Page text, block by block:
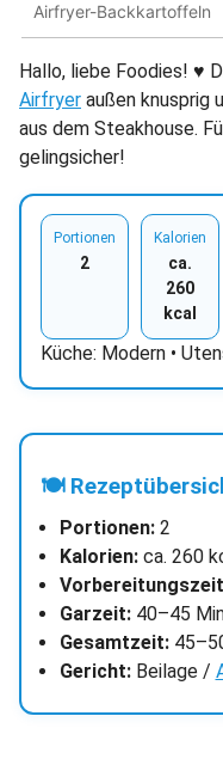
Airfryer-Backkartoffeln
Hallo, liebe Foodies! ♥︎
Airfryer außen knusprig
aus dem Steakhouse.
gelingsicher!
Portionen
2
Kalorien
ca.
260
kcal
Küche: Modern •
🍽
Portionen:2
Kalorien:ca. 260
Garzeit:40–45
Gesamtzeit:
Gericht:Beilage /